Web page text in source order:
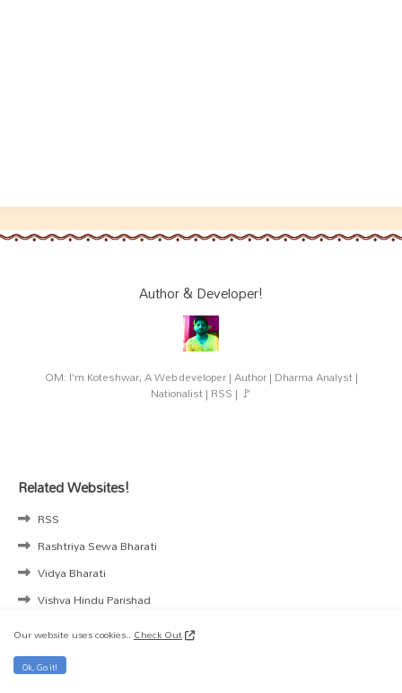
Author & Developer!
OM: I'm Koteshwar, A Web developer | Author | Dharma Analyst |
Nationalist | RSS | 🚩
Related Websites!
RSS
Rashtriya Sewa Bharati
Vidya Bharati
Vishva Hindu Parishad
Hindu Yuva Vahini
VHP America
Our website uses cookies..Check Out
Ok, Go it!